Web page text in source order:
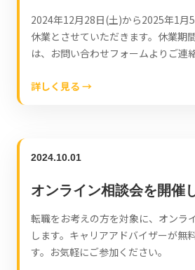
2024年12月28日(土)から2025年1月
休業とさせていただきます。休業期
は、お問い合わせフォームよりご連
詳しく見る →
2024.10.01
オンライン相談会を開催
転職をお考えの方を対象に、オンラ
します。キャリアアドバイザーが無
す。お気軽にご参加ください。